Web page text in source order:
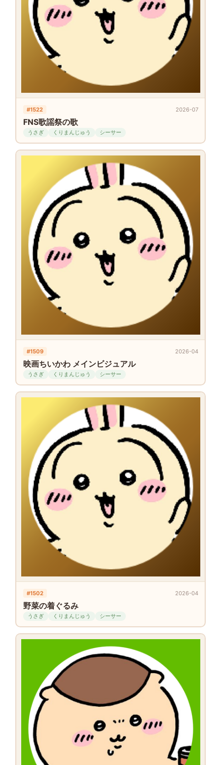
#1522 2026-07
FNS歌謡祭の歌
うさぎ くりまんじゅう シーサー
#1509 2026-04
映画ちいかわ メインビジュアル
うさぎ くりまんじゅう シーサー
#1502 2026-04
野菜の着ぐるみ
うさぎ くりまんじゅう シーサー